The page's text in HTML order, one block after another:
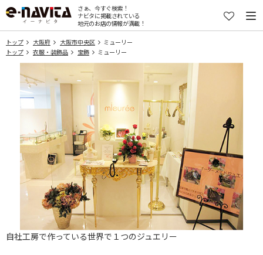
さぁ、今すぐ検索！
ナビタに掲載されている
地元のお店の情報が満載！
トップ 大阪府 大阪市中央区
ミューリー
トップ
衣服・装飾品 宝飾 ミューリー
自社工房で作っている世界で１つのジュエリー